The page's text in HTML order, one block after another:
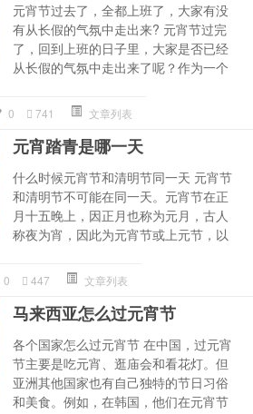
元宵节过去了，全都上班了，大家有没
有从长假的气氛中走出来? 元宵节过完
了，回到上班的日子里，大家是否已经
从长假的气氛中走出来了呢？作为一个
0 741 文章列表
元宵踏青是哪一天
什么时候元宵节和清明节同一天 元宵节
和清明节不可能在同一天。元宵节在正
月十五晚上，因正月也称为元月，古人
称夜为宵，因此为元宵节或上元节，以
0 447 文章列表
马来西亚怎么过元宵节
各个国家怎么过元宵节 在中国，过元宵
节主要是吃元宵、逛庙会和看花灯。但
亚洲其他国家也有自己独特的节日习俗
和美食。例如，在韩国，他们在元宵节